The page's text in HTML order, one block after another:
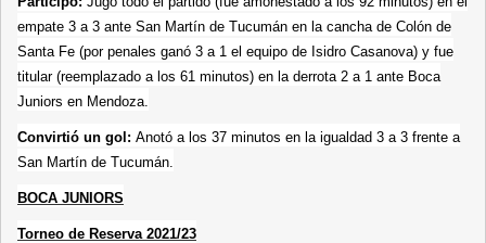
empate 3 a 3 ante San Martín de Tucumán en la cancha de Colón de
Santa Fe (por penales ganó 3 a 1 el equipo de Isidro Casanova) y fue
titular (reemplazado a los 61 minutos) en la derrota 2 a 1 ante Boca
Juniors en Mendoza.
Convirtió un gol: Anotó a los 37 minutos en la igualdad 3 a 3 frente a
San Martín de Tucumán.
BOCA JUNIORS
Torneo de Reserva 2021/23